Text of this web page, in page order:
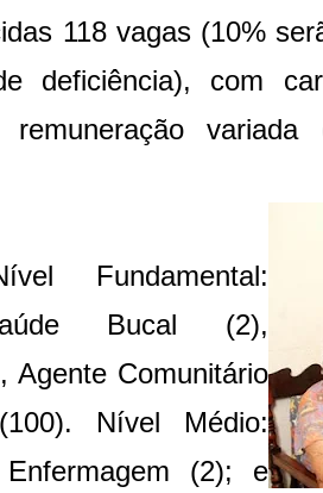
118 vagas (10%
deficiência), com
remuneração
Fundamental:
Bucal (2),
Agente Comunitário
Nível Médio:
(2); e